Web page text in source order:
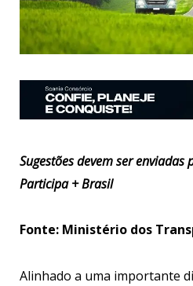
Sugestões devem ser
Participa + Brasil
Fonte: Ministério dos
Alinhado a uma importante